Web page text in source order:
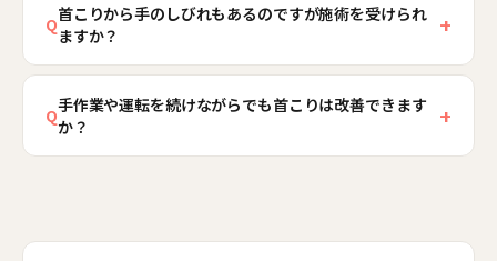
原則として健康保険の対象外となります。当院で
は初回2,980円の自費メニューで、首だけでなく肩
甲骨や姿勢まで含めて身体全体を見させていただ
きます。ぶつけた・急にひねったなど、はじまり
のはっきりしたケガであれば保険の対象となる場
合もありますので、北上骨盤整骨院では受付時に
Q首こりから手のしびれもあるのですが施術を受けられ
ますか？
+
首こりに加えて手のしびれや力の入りにくさがあ
る場合、首の神経が関わっている可能性があり、
まず状態を丁寧に確認する必要があります。当院
Q手作業や運転を続けながらでも首こりは改善できます
か？
+